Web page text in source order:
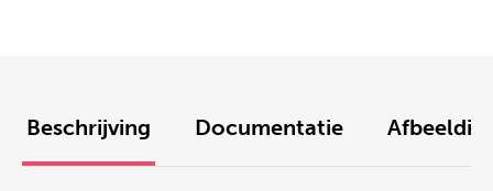
Beschrijving Documentatie